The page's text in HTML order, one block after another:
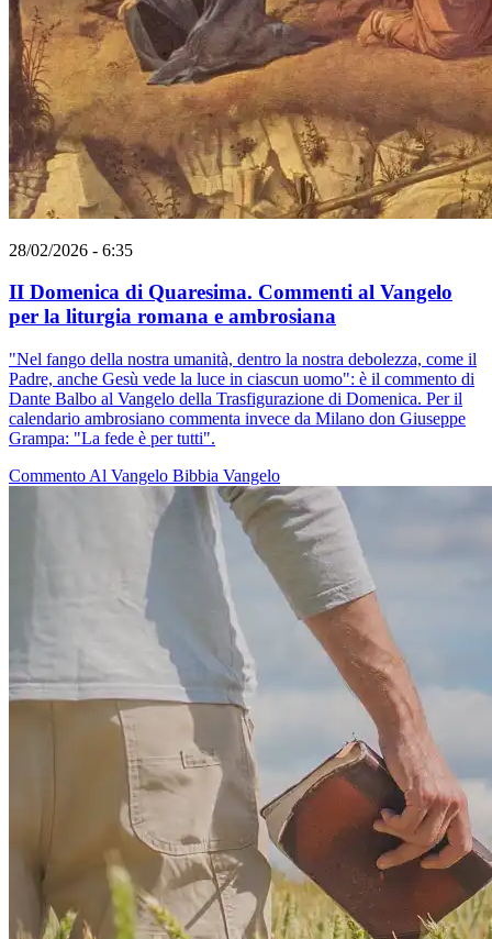
28/02/2026 - 6:35
II Domenica di Quaresima. Commenti al Vangelo
per la liturgia romana e ambrosiana
"Nel fango della nostra umanità, dentro la nostra debolezza, come il
Padre, anche Gesù vede la luce in ciascun uomo": è il commento di
Dante Balbo al Vangelo della Trasfigurazione di Domenica. Per il
calendario ambrosiano commenta invece da Milano don Giuseppe
Grampa: "La fede è per tutti".
Commento Al Vangelo Bibbia Vangelo